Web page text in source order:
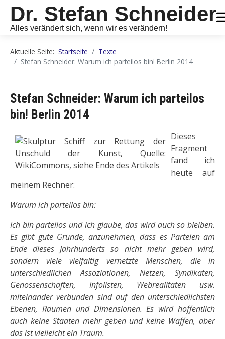
Dr. Stefan Schneider
Alles verändert sich, wenn wir es verändern!
Aktuelle Seite: Startseite
Texte
Stefan Schneider: Warum ich parteilos bin! Berlin 2014
Stefan Schneider: Warum ich parteilos
bin! Berlin 2014
Dieses
Fragment
fand ich
heute auf
meinem Rechner:
Warum ich parteilos bin:
Ich bin parteilos und ich glaube, das wird auch so bleiben.
Es gibt gute Gründe, anzunehmen, dass es Parteien am
Ende dieses Jahrhunderts so nicht mehr geben wird,
sondern viele vielfältig vernetzte Menschen, die in
unterschiedlichen Assoziationen, Netzen, Syndikaten,
Genossenschaften, Infolisten, Webrealitäten usw.
miteinander verbunden sind auf den unterschiedlichsten
Ebenen, Räumen und Dimensionen. Es wird hoffentlich
auch keine Staaten mehr geben und keine Waffen, aber
das ist vielleicht ein Traum.